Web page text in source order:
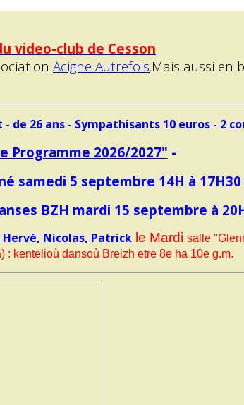
video-club de Cesson
Acigne Autrefois.Mais aussi en
de 26 ans - Sympathisants 10 euros - 2
Programme 2026/2027" -
samedi 5 septembre 14H à 17H30
BZH mardi 15 septembre à
Hervé, Nicolas, Patrickle Mardi salle
: kentelioù dansoù Breizh etre 8e ha 10e g.m.